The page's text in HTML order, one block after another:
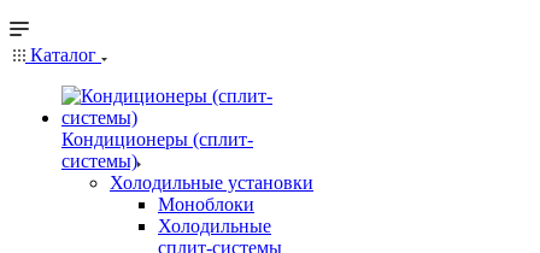
Каталог
Кондиционеры (сплит-
системы)
Холодильные установки
Моноблоки
Холодильные
сплит-системы